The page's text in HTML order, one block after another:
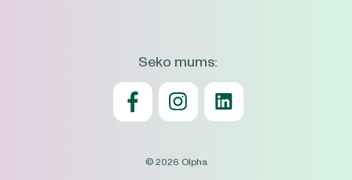
Seko mums:
© 2026 Olpha